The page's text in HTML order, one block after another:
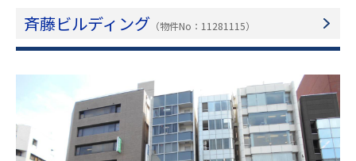
斉藤ビルディング （物件No：11281115）